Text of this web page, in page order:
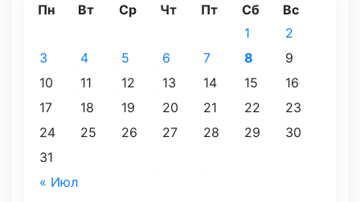
Пн Вт Ср Чт Пт Сб Вс
« Июл
1
2
3
4 5 6 7 8
9
10
11 12 13 14 15
16
17
18 19 20 21 22
23
24
25 26 27 28 29
30
31